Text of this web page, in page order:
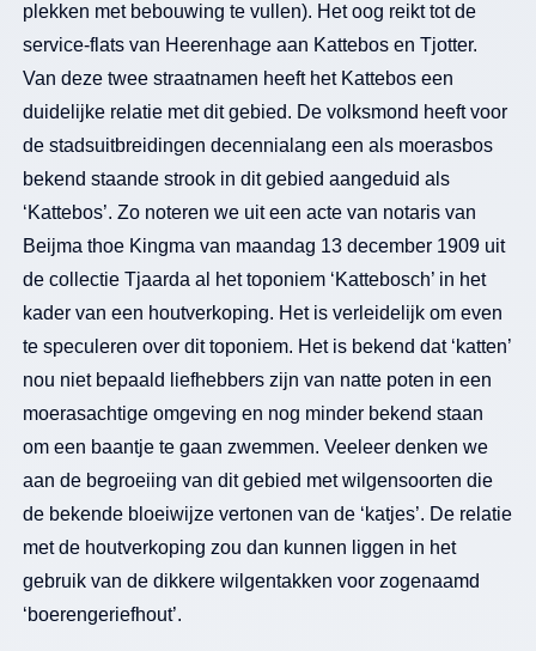
plekken met bebouwing te vullen). Het oog reikt tot de
service-flats van Heerenhage aan Kattebos en Tjotter.
Van deze twee straatnamen heeft het Kattebos een
duidelijke relatie met dit gebied. De volksmond heeft voor
de stadsuitbreidingen decennialang een als moerasbos
bekend staande strook in dit gebied aangeduid als
‘Kattebos’. Zo noteren we uit een acte van notaris van
Beijma thoe Kingma van maandag 13 december 1909 uit
de collectie Tjaarda al het toponiem ‘Kattebosch’ in het
kader van een houtverkoping. Het is verleidelijk om even
te speculeren over dit toponiem. Het is bekend dat ‘katten’
nou niet bepaald liefhebbers zijn van natte poten in een
moerasachtige omgeving en nog minder bekend staan
om een baantje te gaan zwemmen. Veeleer denken we
aan de begroeiing van dit gebied met wilgensoorten die
de bekende bloeiwijze vertonen van de ‘katjes’. De relatie
met de houtverkoping zou dan kunnen liggen in het
gebruik van de dikkere wilgentakken voor zogenaamd
‘boerengeriefhout’.